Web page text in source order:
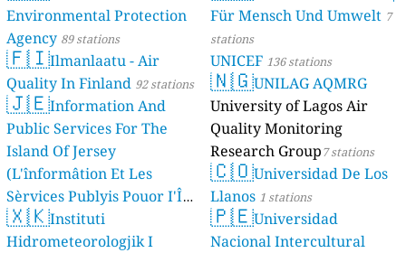
Environmental Protection
Agency 89 stations
🇫🇮Ilmanlaatu - Air
Quality In Finland 92 stations
🇯🇪Information And
Public Services For The
Island Of Jersey
(L'înformâtion Et Les
Sèrvices Publyis Pouor I'Île
Dé Jèrri) 2 stations
🇽🇰Instituti
Hidrometeorologjik I
Für Mensch Und Umwelt 7
stations
UNICEF 136 stations
🇳🇬UNILAG AQMRG
University of Lagos Air
Quality Monitoring
Research Group7 stations
🇨🇴Universidad De Los
Llanos 1 stations
🇵🇪Universidad
Nacional Intercultural